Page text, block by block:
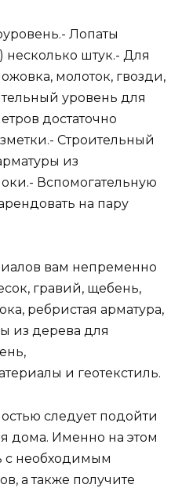
Лопаты
штук.- Для
молоток, гвозди,
уровень для
достаточно
Строительный
из
Вспомогательную
на пару
вам непременно
гравий, щебень,
ребристая арматура,
из дерева для
и геотекстиль.
следует подойти
дома. Именно на этом
с необходимым
а также получите